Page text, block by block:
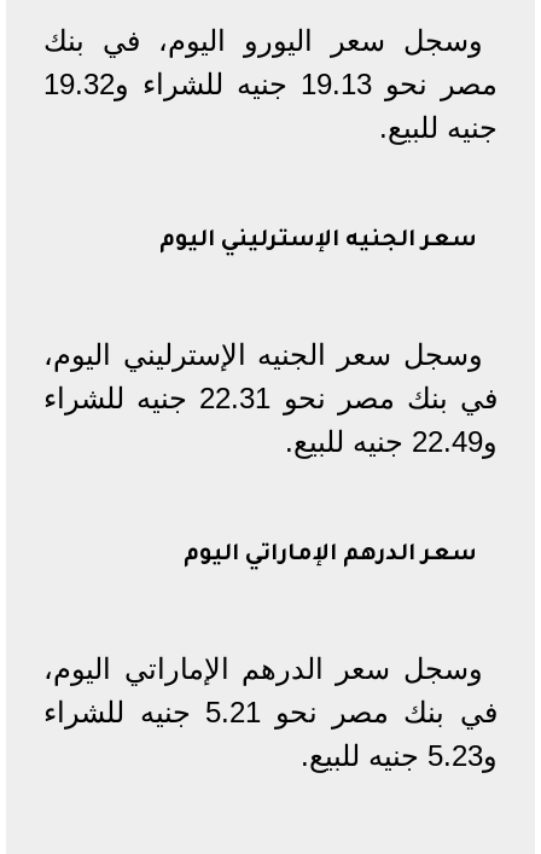
وسجل سعر اليورو اليوم، في بنك
مصر نحو 19.13 جنيه للشراء و19.32
جنيه للبيع.
سعر الجنيه الإسترليني اليوم
وسجل سعر الجنيه الإسترليني اليوم،
في بنك مصر نحو 22.31 جنيه للشراء
و22.49 جنيه للبيع.
سعر الدرهم الإماراتي اليوم
وسجل سعر الدرهم الإماراتي اليوم،
في بنك مصر نحو 5.21 جنيه للشراء
و5.23 جنيه للبيع.